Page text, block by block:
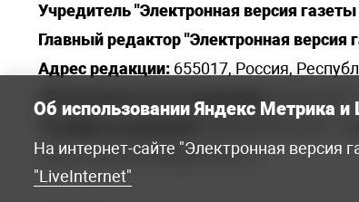
Учредитель "Электронная версия
Главный редактор "Электронная версия
Адрес редакции: 655017, Россия,
Электронная почта редакции:
elena.s.korotkowa@yandex.ru.
Об использовании Яндекс Метрика и
На интернет-сайте "Электронная версия
"LiveInternet"